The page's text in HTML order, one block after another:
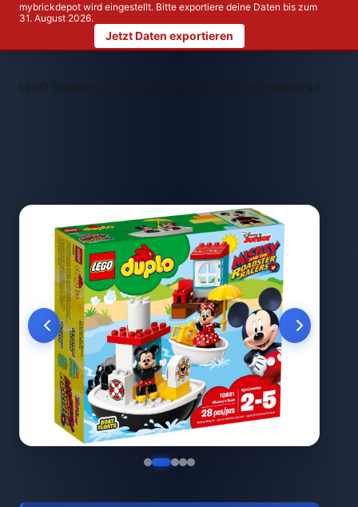
mybrickdepot wird eingestellt. Bitte exportiere deine Daten bis zum
31. August 2026.
Jetzt Daten exportieren
LEGO Themen > LEGO 10881 Mickey's Boat